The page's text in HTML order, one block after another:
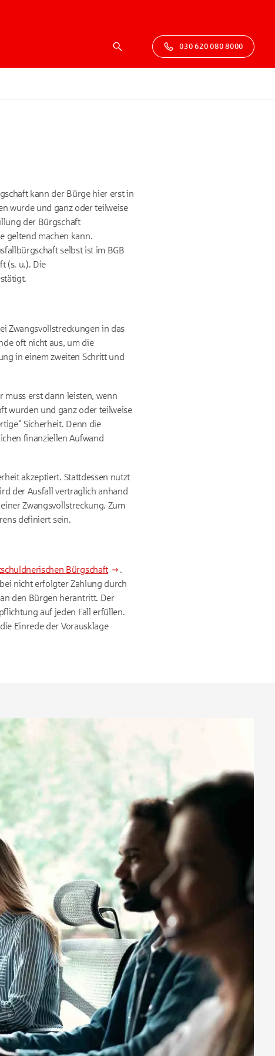
Suche
030 620 080 8000
kann der Bürge hier erst in
wurde und ganz oder teilweise
der Bürgschaft
geltend machen kann.
selbst ist im BGB
(s. u.). Die
Zwangsvollstreckungen in das
oft nicht aus, um die
in einem zweiten Schritt und
muss erst dann leisten, wenn
wurden und ganz oder teilweise
Sicherheit. Denn die
finanziellen Aufwand
akzeptiert. Stattdessen nutzt
der Ausfall vertraglich anhand
Zwangsvollstreckung. Zum
definiert sein.
Bürgschaft
.
nicht erfolgter Zahlung durch
den Bürgen herantritt. Der
auf jeden Fall erfüllen.
Einrede der Vorausklage